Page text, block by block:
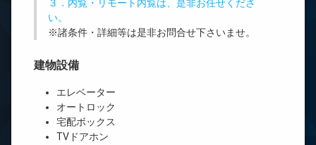
３．内覧・リモート内覧は、是非お任せくださ
い。
※諸条件・詳細等は是非お問合せ下さいませ。
建物設備
エレベーター
オートロック
宅配ボックス
TVドアホン